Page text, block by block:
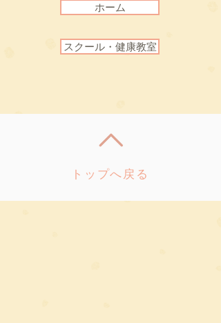
ホーム
スクール・健康教室
トップへ戻る